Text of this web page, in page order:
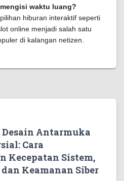
waktu luang?
hiburan interaktif seperti
online menjadi salah satu
di kalangan netizen.
Antarmuka
Cara
Kecepatan Sistem,
Keamanan Siber